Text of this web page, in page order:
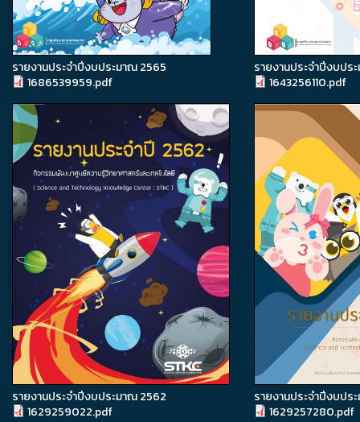
รายงานประจำปีงบประมาณ 2565
1686539959.pdf
รายงานประจำปีงบปร
1643256110.pdf
รายงานประจำปีงบประมาณ 2562
1629259022.pdf
รายงานประจำปีงบปร
1629257280.pdf